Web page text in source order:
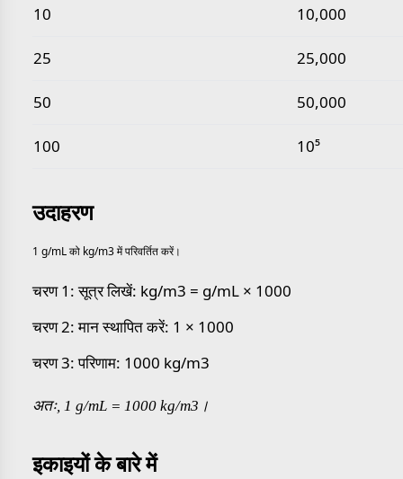
10 10,000
25 25,000
50 50,000
100 10⁵
उदाहरण
1 g/mL को kg/m3 में परिवर्तित करें।
चरण 1: सूत्र लिखें: kg/m3 = g/mL × 1000
चरण 2: मान स्थापित करें: 1 × 1000
चरण 3: परिणाम: 1000 kg/m3
अतः, 1 g/mL = 1000 kg/m3।
इकाइयों के बारे में